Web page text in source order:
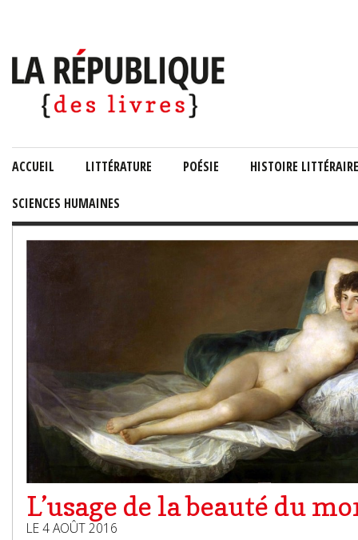
ACCUEIL LITTÉRATURE POÉSIE HISTOIRE LITTÉRAIRE
SCIENCES HUMAINES
L’usage de la beauté du
LE 4 AOÛT 2016